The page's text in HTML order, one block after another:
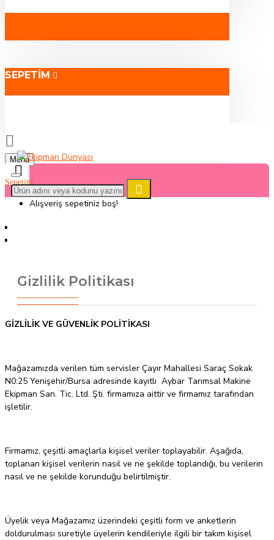
SEPETIM
Menu
Alışveriş sepetiniz boş!
Gizlilik Politikası
GİZLİLİK VE GÜVENLİK POLİTİKASI
Mağazamızda verilen tüm servisler Çayır Mahallesi Saraç Sokak
N0:25 Yenişehir/Bursa adresinde kayıtlı Aybar Tarımsal Makine
Ekipman San. Tic. Ltd. Şti. firmamıza aittir ve firmamız tarafından
işletilir.
Firmamız, çeşitli amaçlarla kişisel veriler toplayabilir. Aşağıda,
toplanan kişisel verilerin nasıl ve ne şekilde toplandığı, bu verilerin
nasıl ve ne şekilde korunduğu belirtilmiştir.
Üyelik veya Mağazamız üzerindeki çeşitli form ve anketlerin
doldurulması suretiyle üyelerin kendileriyle ilgili bir takım kişisel